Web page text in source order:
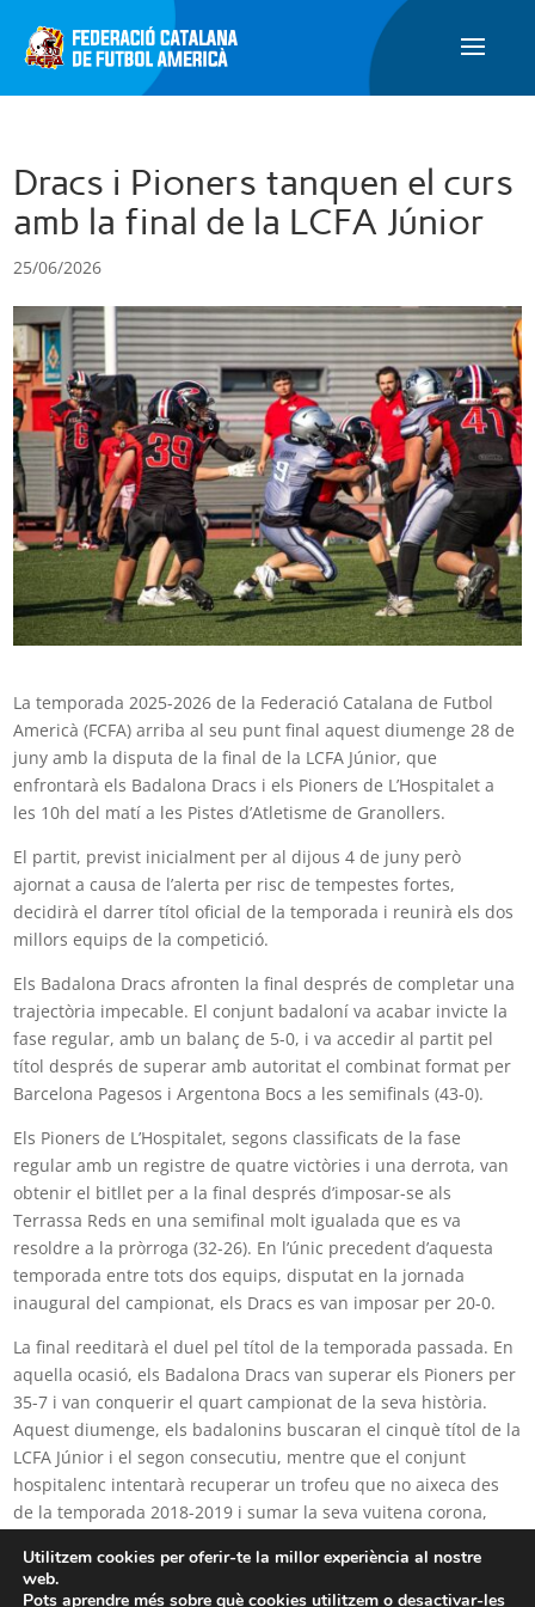
Dracs i Pioners tanquen el curs
amb la final de la LCFA Júnior
25/06/2026
La temporada 2025-2026 de la Federació Catalana de Futbol
Americà (FCFA) arriba al seu punt final aquest diumenge 28 de
juny amb la disputa de la final de la LCFA Júnior, que
enfrontarà els Badalona Dracs i els Pioners de L’Hospitalet a
les 10h del matí a les Pistes d’Atletisme de Granollers.
El partit, previst inicialment per al dijous 4 de juny però
ajornat a causa de l’alerta per risc de tempestes fortes,
decidirà el darrer títol oficial de la temporada i reunirà els dos
millors equips de la competició.
Els Badalona Dracs afronten la final després de completar una
trajectòria impecable. El conjunt badaloní va acabar invicte la
fase regular, amb un balanç de 5-0, i va accedir al partit pel
títol després de superar amb autoritat el combinat format per
Barcelona Pagesos i Argentona Bocs a les semifinals (43-0).
Els Pioners de L’Hospitalet, segons classificats de la fase
regular amb un registre de quatre victòries i una derrota, van
obtenir el bitllet per a la final després d’imposar-se als
Terrassa Reds en una semifinal molt igualada que es va
resoldre a la pròrroga (32-26). En l’únic precedent d’aquesta
temporada entre tots dos equips, disputat en la jornada
inaugural del campionat, els Dracs es van imposar per 20-0.
La final reeditarà el duel pel títol de la temporada passada. En
aquella ocasió, els Badalona Dracs van superar els Pioners per
35-7 i van conquerir el quart campionat de la seva història.
Aquest diumenge, els badalonins buscaran el cinquè títol de la
LCFA Júnior i el segon consecutiu, mentre que el conjunt
hospitalenc intentarà recuperar un trofeu que no aixeca des
de la temporada 2018-2019 i sumar la seva vuitena corona,
competició.
Utilitzem cookies per oferir-te la millor experiència al nostre
web.
Pots aprendre més sobre què cookies utilitzem o desactivar-les